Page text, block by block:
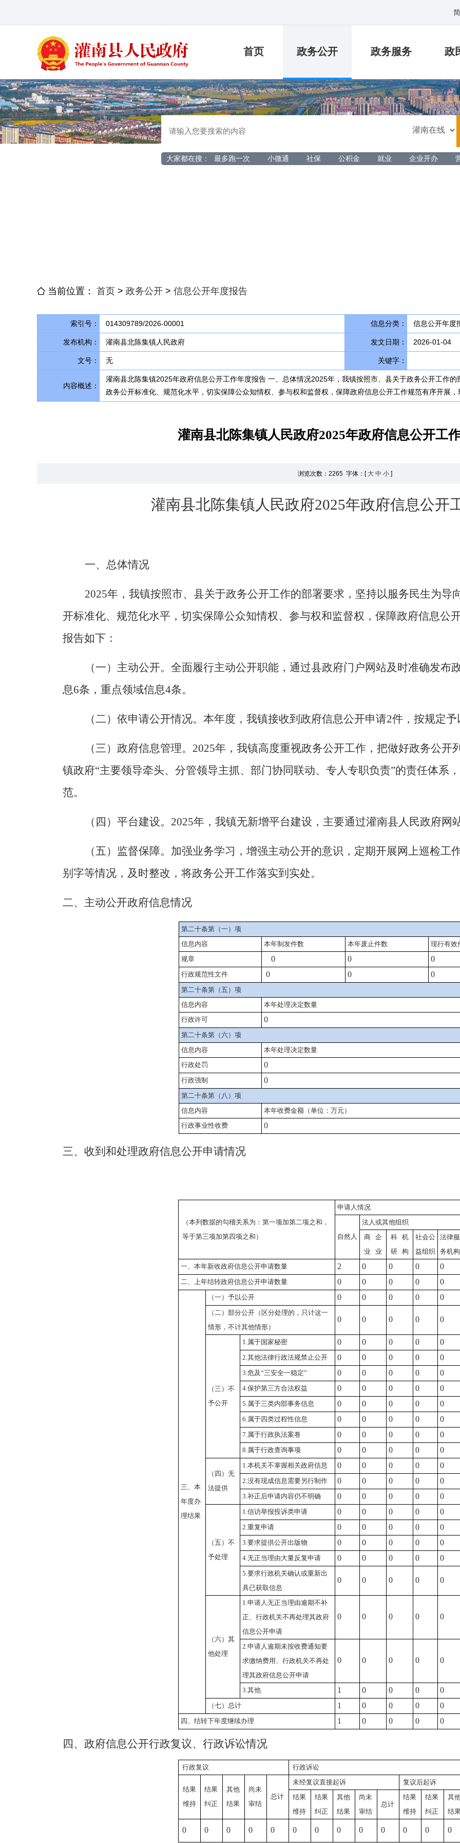
首页 政务公开 政务服务 政
大家都在搜： 最多跑一次 小微通 社保 公积金 就业 企业开办
当前位置： 首页 > 政务公开 > 信息公开年度报告
索引号： 014309789/2026-00001 信息分类： 信息公开年度
发布机构： 灌南县北陈集镇人民政府 发文日期： 2026-01-04
文号： 无 关键字：
内容概述：
灌南县北陈集镇2025年政府信息公开工作年度报告 一、总体情况2025年，我镇按照市、县关于政务公开工作
政务公开标准化、规范化水平，切实保障公众知情权、参与权和监督权，保障政府信息公开工作规范有序开展
灌南县北陈集镇人民政府2025年政府信息公开工
浏览次数： 2265 字体：[ 大 中 小 ]
灌南县北陈集镇人民政府2025年政府信息公开
一、总体情况
2025年，我镇按照市、 县关于政务公开工作的部署要求，坚持以服务民生为导
开标准化、规范化水平，切实保障公众知情权、参与权和监督权 ， 保障政府信息公
报告如下：
（一） 主动公开。 全面履行主动公开职能，通过县政府门户网站及时准确发布
息6条，重点领域信息4条。
（二）依申请公开情况。 本年度 ， 我镇接收到 政府信息公开申请2件，按规定予
（三）政府信息管理。 2025年，我镇高度重视政务公开工作，把做好政务公开
镇政府“主要领导牵头、分管领导主抓、部门协同联动、专人专职负责”的责任体系 ，
范。
（ 四 ） 平台建设。 2025年，我镇无新增平台建设，主要通过灌南县人民政府网
（五）监督保障。加强业务学习，增强主动公开的意识，定期开展网上巡检工
别字等情况，及时整改，将政务公开工作落实到实处。
二、主动公开政府信息情况
第二十条第（一）项
信息内容
本年制 发件数 本年废止件数
现行有效
规章
0 0 0
行政规范性文件 0 0 0
第二十条第（五）项
信息内容
本年处理决定数量
行政许可
0
第二十条第（六）项
信息内容
本年处理决定数量
行政处罚
0
行政强制 0
第二十条第（八）项
信息内容
本年收费金额（单位：万元）
行政事业性收费
0
三、 收到和处理政府信息公开申请情况
（本列数据的勾稽关系为：第一项加第二项之和，
等于第三项加第四项之和）
申请人情况
自然人
法人或其他组织
商
业
企
业
科
研
机
构
社会公
益组织
法律服
务机构
一、本年新收政府信息公开申请数量
2 0 0 0 0
二、上年结转政府信息公开申请数量 0 0 0 0 0
三、本
年度办
理结果
（一）予以公开 0 0 0 0 0
（二）部分公开 （区分处理的，只计这一
情形，不计其他情形）
0 0 0 0 0
（三）不
予公开
1.属于国家秘密 0 0 0 0 0
2.其他法律行政法规禁止公开 0 0 0 0 0
3.危及“三安全一稳定” 0 0 0 0 0
4.保护第三方合法权益 0 0 0 0 0
5.属于三类内部事务信息 0 0 0 0 0
6.属于四类过程性信息 0 0 0 0 0
7.属于行政执法案卷 0 0 0 0 0
8.属于行政查询事项 0 0 0 0 0
（四）无
法提供
1.本机关不掌握相关政府信息 0 0 0 0 0
2.没有现成信息需要另行制作 0 0 0 0 0
3.补正后申请内容仍不明确 0 0 0 0 0
（五）不
予处理
1.信访举报投诉类申请 0 0 0 0 0
2.重复申请 0 0 0 0 0
3.要求提供公开出版物 0 0 0 0 0
4.无正当理由大量反复申请 0 0 0 0 0
5.要求行政机关确认或重新出
具已获取信息
0 0 0 0 0
（六）其
他处理
1.申请人无正当理由逾期不补
正、行政机关不再处理其政府
信息公开申请
0 0 0 0 0
2.申请人逾期未按收费通知要
求缴纳费用、行政机关不再处
理其政府信息公开申请
0 0 0 0 0
3.其他 1 0 0 0 0
（七）总计 1 0 0 0 0
四、结转下年度继续办理 1 0 0 0 0
四、 政府信息公开行政复议、行政诉讼情况
行政复议 行政诉讼
结果
维持
结果
纠正
其他
结果
尚未
审结
总计
未经复议直接起诉
复议后起诉
结果
维持
结果
纠正
其他
结果
尚未
审结
总计
结果
维持
结果
纠正
其
结
0 0 0 0 0 0 0 0 0 0 0 0 0